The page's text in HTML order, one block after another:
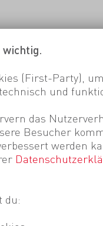
(First-Party),
und
das
Besucher
werden
du: